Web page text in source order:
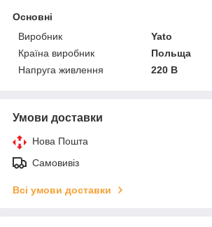
Основні
Виробник
Yato
Країна виробник
Польща
Напруга живлення
220 В
Умови доставки
Нова Пошта
Самовивіз
Всі умови доставки